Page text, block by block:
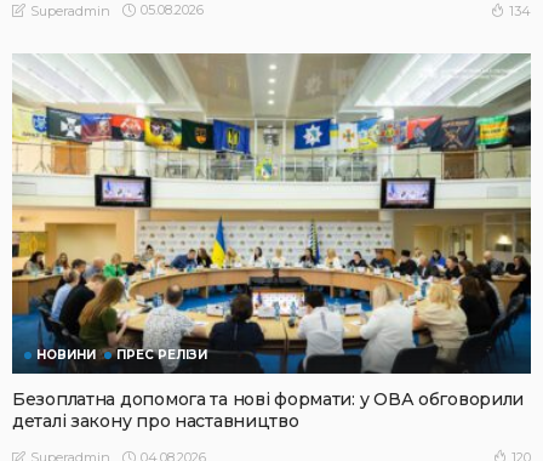
Superadmin 05.08.2026 134
НОВИНИ ПРЕС РЕЛІЗИ
Безоплатна допомога та нові формати: у ОВА обговорили
деталі закону про наставництво
04.08.2026